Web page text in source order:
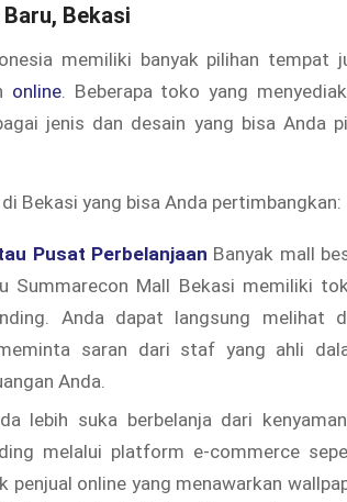
Bekasi
memiliki banyak pilihan tempat
online. Beberapa toko yang
jenis dan desain yang bisa Anda
Bekasi yang bisa Anda pertimbangkan:
Pusat Perbelanjaan Banyak mall
Summarecon Mall Bekasi memiliki
Anda dapat langsung melihat
saran dari staf yang ahli
Anda.
lebih suka berbelanja dari
melalui platform e-commerce
penjual online yang menawarkan